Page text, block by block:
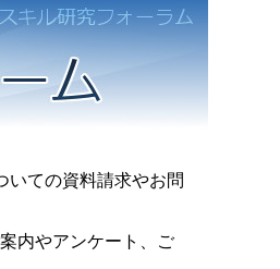
ての資料請求やお問
内やアンケート、ご